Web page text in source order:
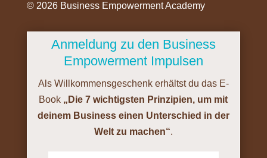
©️ 2026 Business Empowerment Academy
Anmeldung zu den Business
Empowerment Impulsen
Als Willkommensgeschenk erhältst du das E-
Book „Die 7 wichtigsten Prinzipien, um mit
deinem Business einen Unterschied in der
Welt zu machen“.